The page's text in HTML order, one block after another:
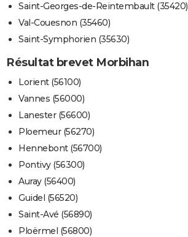
Saint-Georges-de-Reintembault (35420)
Val-Couesnon (35460)
Saint-Symphorien (35630)
Résultat brevet Morbihan
Lorient (56100)
Vannes (56000)
Lanester (56600)
Ploemeur (56270)
Hennebont (56700)
Pontivy (56300)
Auray (56400)
Guidel (56520)
Saint-Avé (56890)
Ploërmel (56800)